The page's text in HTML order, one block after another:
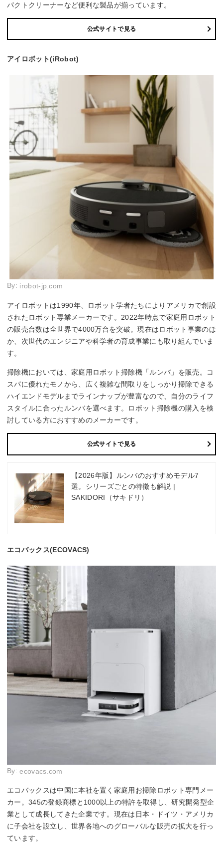
パクトクリーナーなど便利な製品が揃っています。
公式サイトで見る
アイロボット(iRobot)
By: irobot-jp.com
アイロボットは1990年、ロボット学者たちによりアメリカで創設
されたロボット専業メーカーです。2022年時点で家庭用ロボット
の販売台数は全世界で4000万台を突破。現在はロボット事業のほ
か、次世代のエンジニアや科学者の育成事業にも取り組んでいま
す。
掃除機においては、家庭用ロボット掃除機「ルンバ」を販売。コ
スパに優れたモノから、広く複雑な間取りをしっかり掃除できる
ハイエンドモデルまでラインナップが豊富なので、自分のライフ
スタイルに合ったルンバを選べます。ロボット掃除機の購入を検
討している方におすすめのメーカーです。
公式サイトで見る
【2026年版】ルンバのおすすめモデル7
選。シリーズごとの特徴も解説 |
SAKIDORI（サキドリ）
エコバックス(ECOVACS)
By:ecovacs.com
エコバックスは中国に本社を置く家庭用お掃除ロボット専門メー
カー。345の登録商標と1000以上の特許を取得し、研究開発型企
業として成長してきた企業です。現在は日本・ドイツ・アメリカ
に子会社を設立し、世界各地へのグローバルな販売の拡大を行っ
ています。